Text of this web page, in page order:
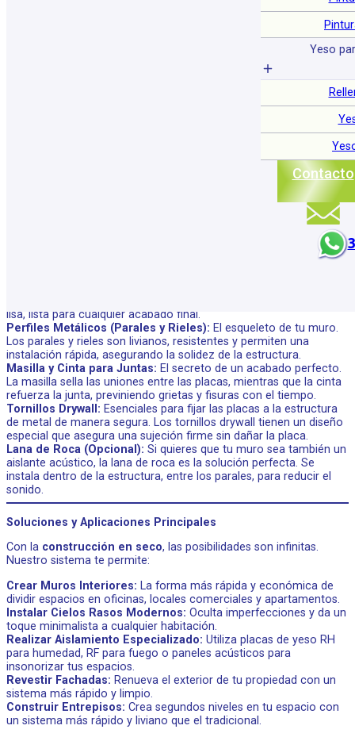
Yeso
Contacto
lisa, lista para cualquier acabado final.
Perfiles Metálicos (Parales y Rieles): El esqueleto de tu muro.
Los parales y rieles son livianos, resistentes y permiten una
instalación rápida, asegurando la solidez de la estructura.
Masilla y Cinta para Juntas: El secreto de un acabado perfecto.
La masilla sella las uniones entre las placas, mientras que la cinta
refuerza la junta, previniendo grietas y fisuras con el tiempo.
Tornillos Drywall: Esenciales para fijar las placas a la estructura
de metal de manera segura. Los tornillos drywall tienen un diseño
especial que asegura una sujeción firme sin dañar la placa.
Lana de Roca (Opcional): Si quieres que tu muro sea también un
aislante acústico, la lana de roca es la solución perfecta. Se
instala dentro de la estructura, entre los parales, para reducir el
sonido.
Soluciones y Aplicaciones Principales
Con la construcción en seco, las posibilidades son infinitas.
Nuestro sistema te permite:
Crear Muros Interiores: La forma más rápida y económica de
dividir espacios en oficinas, locales comerciales y apartamentos.
Instalar Cielos Rasos Modernos: Oculta imperfecciones y da un
toque minimalista a cualquier habitación.
Realizar Aislamiento Especializado: Utiliza placas de yeso RH
para humedad, RF para fuego o paneles acústicos para
insonorizar tus espacios.
Revestir Fachadas: Renueva el exterior de tu propiedad con un
sistema más rápido y limpio.
Construir Entrepisos: Crea segundos niveles en tu espacio con
un sistema más rápido y liviano que el tradicional.